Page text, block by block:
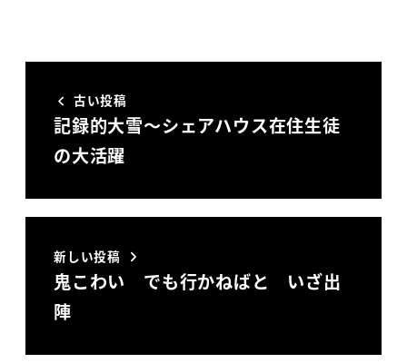
古い投稿
記録的大雪～シェアハウス在住生徒
の大活躍
新しい投稿
鬼こわい でも行かねばと いざ出
陣